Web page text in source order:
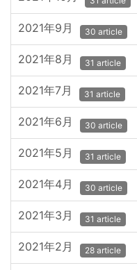
2021年9月 30 article
2021年8月 31 article
2021年7月 31 article
2021年6月 30 article
2021年5月 31 article
2021年4月 30 article
2021年3月 31 article
2021年2月 28 article